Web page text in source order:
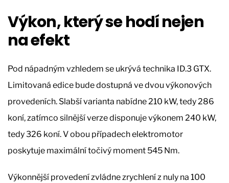
Výkon, který se hodí nejen
na efekt
Pod nápadným vzhledem se ukrývá technika ID.3 GTX.
Limitovaná edice bude dostupná ve dvou výkonových
provedeních. Slabší varianta nabídne 210 kW, tedy 286
koní, zatímco silnější verze disponuje výkonem 240 kW,
tedy 326 koní. V obou případech elektromotor
poskytuje maximální točivý moment 545 Nm.
Výkonnější provedení zvládne zrychlení z nuly na 100